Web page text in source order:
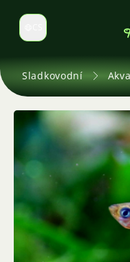
Select language
Sladkovodní